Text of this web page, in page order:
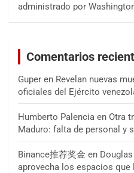
administrado por
Comentarios
Guper en Revelan nuevas
oficiales del Ejército
Humberto Palencia en Otra
Maduro: falta de personal y
Binance推荐奖金 en
aprovecha los espacios que